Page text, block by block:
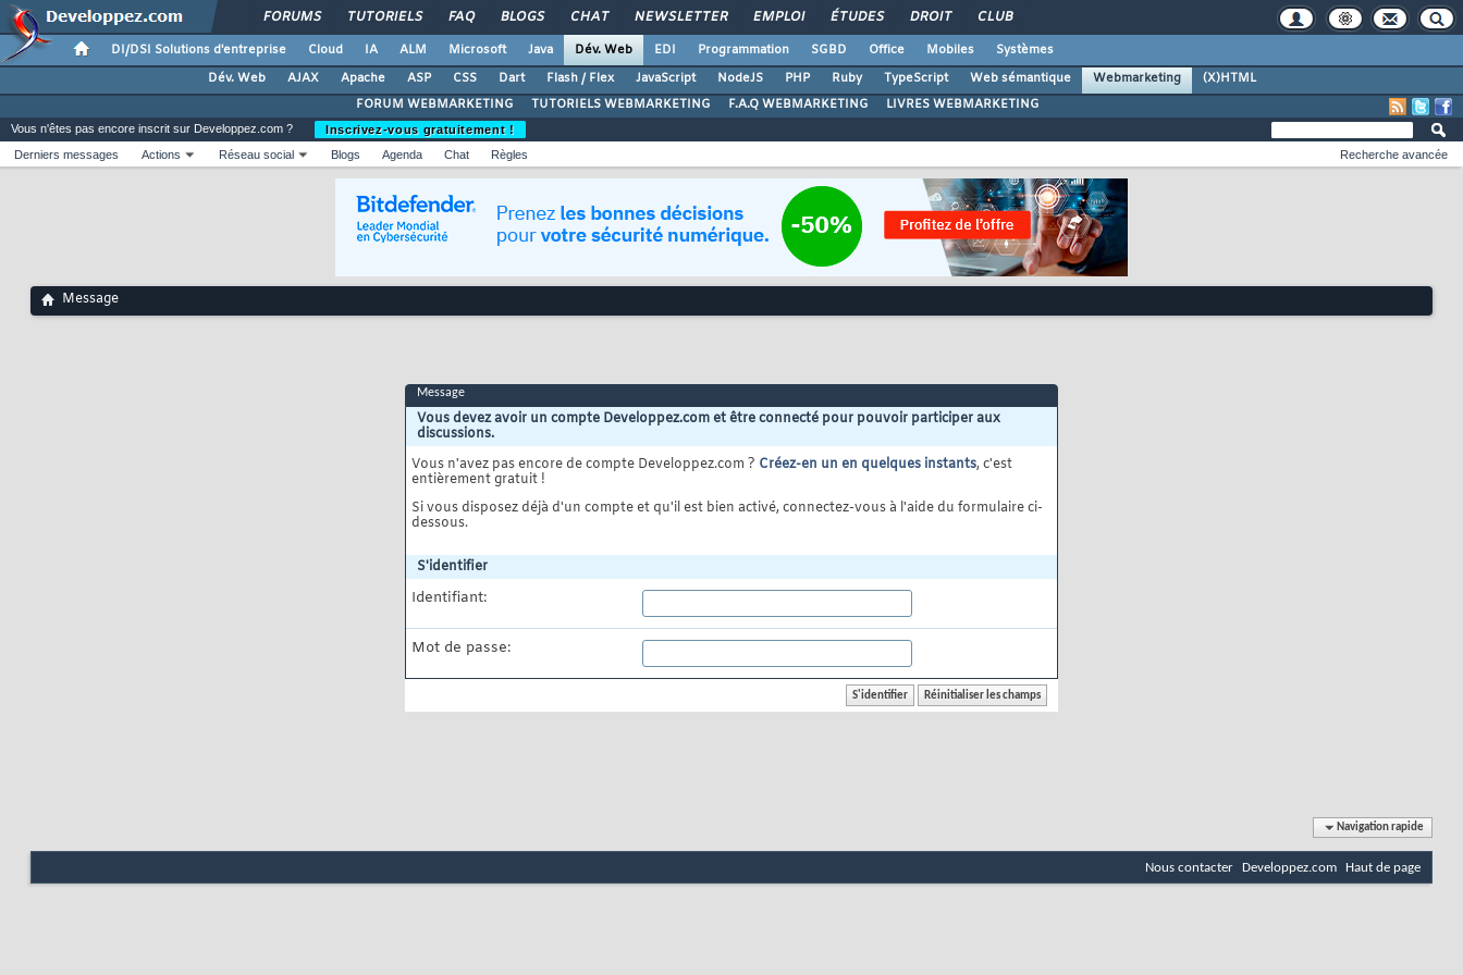
FORUMS TUTORIELS FAQ BLOGS CHAT NEWSLETTER EMPLOI ÉTUDES DROIT CLUB
DI/DSI Solutions d'entreprise Cloud IA ALM Microsoft Java Dév. Web EDI Programmation SGBD Office Mobiles
Systèmes
Dév. Web
AJAX Apache ASP CSS Dart Flash / Flex JavaScript NodeJS PHP Ruby TypeScript Web sémantique Webmarketing
(X)HTML
FORUM WEBMARKETING
TUTORIELS WEBMARKETING F.A.Q WEBMARKETING LIVRES WEBMARKETING
Vous n'êtes pas encore inscrit sur Developpez.com ?
Inscrivez-vous gratuitement !
Derniers messages
Actions Réseau social Blogs Agenda Chat Règles Recherche avancée
Message
Message
Vous devez avoir un compte Developpez.com et être connecté pour pouvoir participer aux
discussions.
Vous n'avez pas encore de compte Developpez.com ? Créez-en un en quelques instants, c'est
entièrement gratuit !
Si vous disposez déjà d'un compte et qu'il est bien activé, connectez-vous à l'aide du formulaire ci-
dessous.
S'identifier
Identifiant:
Mot de passe:
Navigation rapide
Nous contacter Developpez.com Haut de page